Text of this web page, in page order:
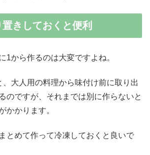
きしておくと便利
1から作るのは大変ですよね。
、大人用の料理から味付け前に取り出
のですが、それまでは別に作らないと
かかります。
とめて作って冷凍しておくと良いで